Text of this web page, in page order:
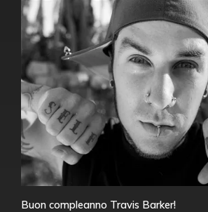
Buon compleanno Travis Barker!